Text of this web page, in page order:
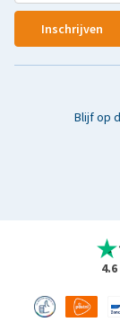
Inschrijven
Blijf op
4.6